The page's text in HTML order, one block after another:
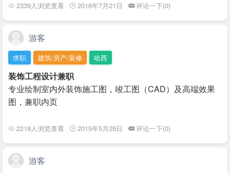
2339人浏览查看 2016年7月21日 评论一下(0)
游客
求职 建筑/房产/装修 哈西
装饰工程设计兼职
专业绘制室内外装饰施工图，竣工图（CAD）及高端效果
图，兼职内页
2218人浏览查看 2015年5月29日 评论一下(0)
游客